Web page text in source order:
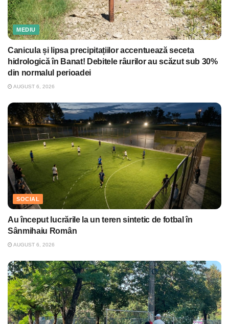
MEDIU
Canicula și lipsa precipitațiilor accentuează seceta
hidrologică în Banat! Debitele râurilor au scăzut sub 30%
din normalul perioadei
AUGUST 6, 2026
SOCIAL
Au început lucrările la un teren sintetic de fotbal în
Sânmihaiu Român
AUGUST 6, 2026